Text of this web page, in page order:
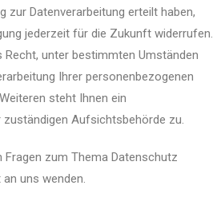
zur Datenverarbeitung erteilt haben,
jederzeit für die Zukunft widerrufen.
Recht, unter bestimmten Umständen
Ihrer personenbezogenen
steht Ihnen ein
Aufsichtsbehörde zu.
zum Thema Datenschutz
uns wenden.